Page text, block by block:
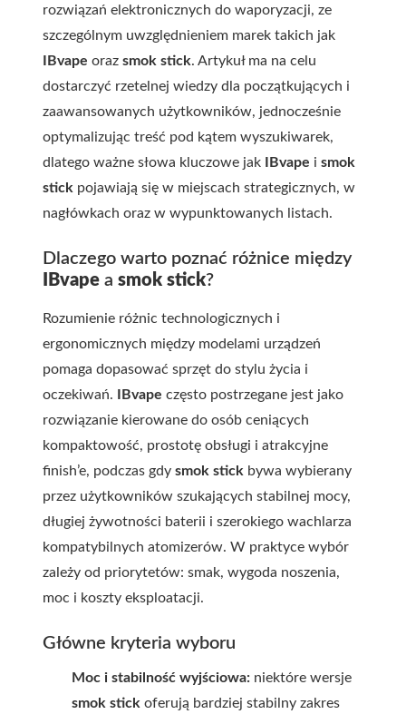
rozwiązań elektronicznych do waporyzacji, ze
szczególnym uwzględnieniem marek takich jak
IBvape oraz smok stick. Artykuł ma na celu
dostarczyć rzetelnej wiedzy dla początkujących i
zaawansowanych użytkowników, jednocześnie
optymalizując treść pod kątem wyszukiwarek,
dlatego ważne słowa kluczowe jak
IBvape i smok
stick pojawiają się w miejscach strategicznych, w
nagłówkach oraz w wypunktowanych listach.
Dlaczego warto poznać różnice między
IBvape a smok stick?
Rozumienie różnic technologicznych i
ergonomicznych między modelami urządzeń
pomaga dopasować sprzęt do stylu życia i
oczekiwań.
IBvape często postrzegane jest jako
rozwiązanie kierowane do osób ceniących
kompaktowość, prostotę obsługi i atrakcyjne
finish’e, podczas gdy smok stick bywa wybierany
przez użytkowników szukających stabilnej mocy,
długiej żywotności baterii i szerokiego wachlarza
kompatybilnych atomizerów. W praktyce wybór
zależy od priorytetów: smak, wygoda noszenia,
moc i koszty eksploatacji.
Główne kryteria wyboru
Moc i stabilność wyjściowa: niektóre wersje
smok stick oferują bardziej stabilny zakres